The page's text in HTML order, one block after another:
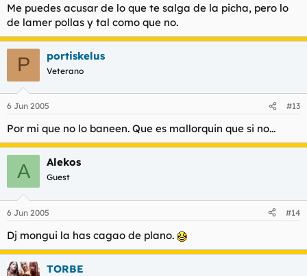
Me puedes acusar de lo que te salga de la picha, pero lo
de lamer pollas y tal como que no.
P portiskelus
Veterano
6 Jun 2005 #13
Por mi que no lo baneen. Que es mallorquin que si no...
A Alekos
Guest
6 Jun 2005 #14
Dj mongui la has cagao de plano.
TORBE